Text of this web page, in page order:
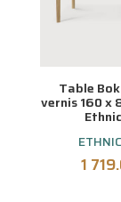
Table
vernis 160 x
1